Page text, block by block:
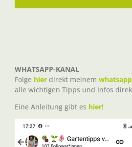
WHATSAPP-KANAL
Folge hier direkt meinem
alle wichtigen Tipps und Infos
Eine Anleitung gibt es hier!